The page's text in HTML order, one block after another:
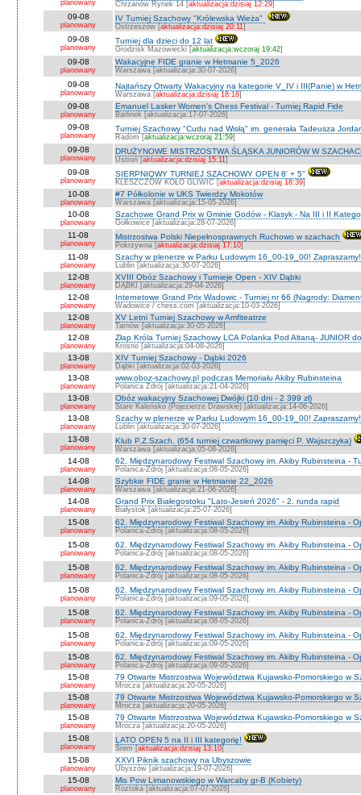
planowany Chrzanów Rynek 14 [aktualizacja:dzisiaj 12:29]
09-08
planowany
IV Turniej Szachowy "Królewska Wieża"
Ostrzeszów [aktualizacja:dzisiaj 20:11]
09-08
planowany
Turniej dla dzieci do 12 lat
Grodzisk Mazowiecki [aktualizacja:wczoraj 19:42]
09-08
planowany
Wakacyjne FIDE granie w Hetmanie 5_2026
Warszawa [aktualizacja:30-07-2026]
09-08
planowany
Najtańszy Otwarty Wakacyjny na kategorie V_IV i III(Panie) w
Warszawa [aktualizacja:dzisiaj 18:18]
09-08
planowany
Emanuel Lasker Women's Chess Festival - Turniej Rapid Fide
Barlinek [aktualizacja:17-07-2026]
09-08
planowany
Turniej Szachowy "Cudu nad Wisłą" im. generała Tadeusza
Radom [aktualizacja:wczoraj 21:59]
09-08
planowany
DRUŻYNOWE MISTRZOSTWA ŚLĄSKA JUNIORÓW W
Ustroń [aktualizacja:dzisiaj 15:11]
09-08
planowany
SIERPNIOWY TURNIEJ SZACHOWY OPEN 8' + 5"
KLESZCZÓW KOŁO GLIWIC [aktualizacja:dzisiaj 18:39]
10-08
planowany
#7 Półkolonie w UKS Twierdzy Mokotów
Warszawa [aktualizacja:15-05-2026]
10-08
planowany
Szachowe Grand Prix w Gminie Godów - Klasyk - Na III i II
Gołkowice [aktualizacja:28-07-2026]
11-08
planowany
Mistrzostwa Polski Niepełnosprawnych Ruchowo w szachach
Pokrzywna [aktualizacja:dzisiaj 17:10]
11-08
planowany
Szachy w plenerze w Parku Ludowym 16_00-19_00! Zapraszamy!
Lublin [aktualizacja:30-07-2026]
12-08
planowany
XVIII Obóz Szachowy i Turnieje Open - XIV Dąbki
DĄBKI [aktualizacja:29-04-2026]
12-08
planowany
Internetowe Grand Prix Wadowic - Turniej nr 66 (Nagrody:
Wadowice / chess.com [aktualizacja:10-03-2026]
12-08
planowany
XV Letni Turniej Szachowy w Amfiteatrze
Tarnów [aktualizacja:30-05-2026]
12-08
planowany
Złap Króla Turniej Szachowy LCA Polanka Pod Altaną- JUNIOR
Krosno [aktualizacja:04-08-2026]
13-08
planowany
XIV Turniej Szachowy - Dąbki 2026
Dąbki [aktualizacja:02-03-2026]
13-08
planowany
www.oboz-szachowy.pl podczas Memoriału Akiby Rubinsteina
Polanica Zdrój [aktualizacja:21-04-2026]
13-08
planowany
Obóz wakacyjny Szachowej Dwójki (10 dni - 2 399 zł)
Stare Kaleńsko (Pojezierze Drawskie) [aktualizacja:14-06-2026]
13-08
planowany
Szachy w plenerze w Parku Ludowym 16_00-19_00! Zapraszamy!
Lublin [aktualizacja:30-07-2026]
13-08
planowany
Klub P.Z.Szach. (654 turniej czwartkowy pamięci P. Wajszczyka)
Warszawa [aktualizacja:05-08-2026]
14-08
planowany
62. Międzynarodowy Festiwal Szachowy im. Akiby Rubinsteina -
Polanica-Zdrój [aktualizacja:08-05-2026]
14-08
planowany
Szybkie FIDE granie w Hetmanie 22_2026
Warszawa [aktualizacja:21-06-2026]
14-08
planowany
Grand Prix Białegostoku "Lato-Jesień 2026" - 2. runda rapid
Białystok [aktualizacja:25-07-2026]
15-08
planowany
62. Międzynarodowy Festiwal Szachowy im. Akiby Rubinsteina -
Polanica-Zdrój [aktualizacja:08-05-2026]
15-08
planowany
62. Międzynarodowy Festiwal Szachowy im. Akiby Rubinsteina -
Polanica-Zdrój [aktualizacja:08-05-2026]
15-08
planowany
62. Międzynarodowy Festiwal Szachowy im. Akiby Rubinsteina -
Polanica-Zdrój [aktualizacja:08-05-2026]
15-08
planowany
62. Międzynarodowy Festiwal Szachowy im. Akiby Rubinsteina -
Polanica-Zdrój [aktualizacja:09-05-2026]
15-08
planowany
62. Międzynarodowy Festiwal Szachowy im. Akiby Rubinsteina -
Polanica-Zdrój [aktualizacja:08-05-2026]
15-08
planowany
62. Międzynarodowy Festiwal Szachowy im. Akiby Rubinsteina -
Polanica-Zdrój [aktualizacja:09-05-2026]
15-08
planowany
62. Międzynarodowy Festiwal Szachowy im. Akiby Rubinsteina -
Polanica-Zdrój [aktualizacja:09-05-2026]
15-08
planowany
79 Otwarte Mistrzostwa Województwa Kujawsko-Pomorskiego w
Mrocza [aktualizacja:20-05-2026]
15-08
planowany
79 Otwarte Mistrzostwa Województwa Kujawsko-Pomorskiego w
Mrocza [aktualizacja:20-05-2026]
15-08
planowany
79 Otwarte Mistrzostwa Województwa Kujawsko-Pomorskiego w
Mrocza [aktualizacja:20-05-2026]
15-08
planowany
LATO OPEN 5 na II i III kategorię!
Śrem [aktualizacja:dzisiaj 13:10]
15-08
planowany
XXVI Piknik szachowy na Ubyszowie
Ubyszów [aktualizacja:19-07-2026]
15-08
planowany
Mis Pow Limanowskiego w Warcaby gr-B (Kobiety)
Roztoka [aktualizacja:07-07-2026]